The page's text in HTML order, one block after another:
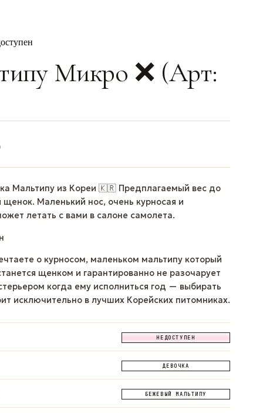
Микро ❌ (Арт:
Мальтипу из Кореи 🇰🇷 Предплагаемый вес до
щенок. Маленький нос, очень курносая и
летать с вами в салоне самолета.
о курносом, маленьком мальтипу который
щенком и гарантированно не разочарует
когда ему исполниться год — выбирать
исключительно в лучших Корейских питомниках.
НЕДОСТУПЕН
ДЕВОЧКА
БЕЖЕВЫЙ МАЛЬТИПУ